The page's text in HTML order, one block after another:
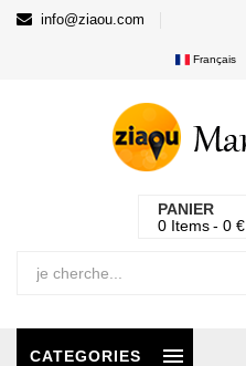
info@ziaou.com
Français
PANIER
0 Items 0 €
CATEGORIES